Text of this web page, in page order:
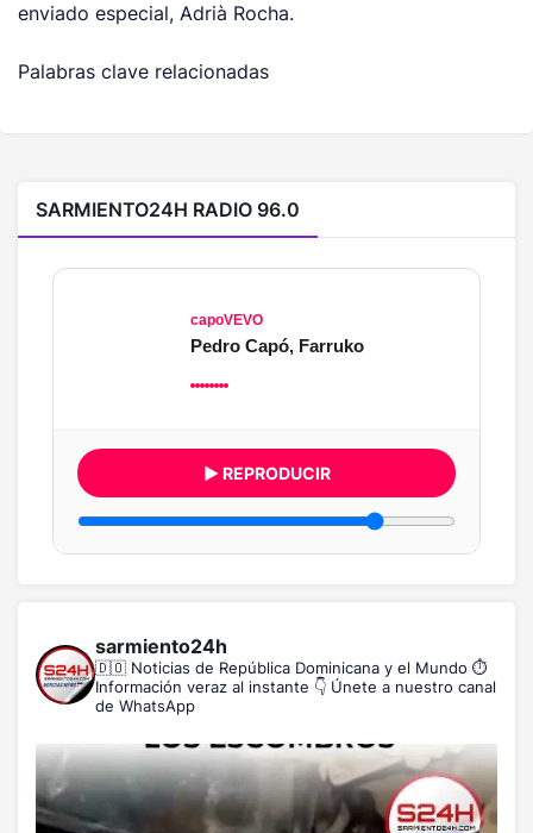
enviado especial, Adrià Rocha.
Palabras clave relacionadas
SARMIENTO24H RADIO 96.0
capoVEVO
Pedro Capó, Farruko
▶ REPRODUCIR
sarmiento24h
🇩🇴 Noticias de República Dominicana y el Mundo ⏱️
Información veraz al instante 👇 Únete a nuestro canal
de WhatsApp